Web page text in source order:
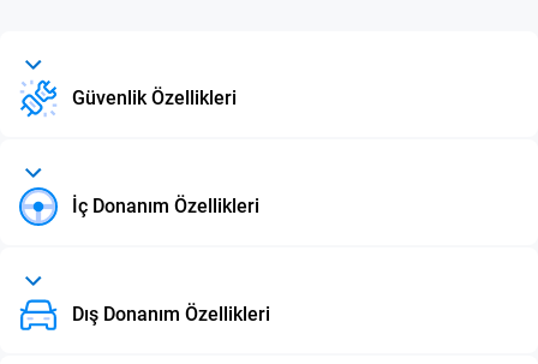
Güvenlik Özellikleri
İç Donanım Özellikleri
Dış Donanım Özellikleri